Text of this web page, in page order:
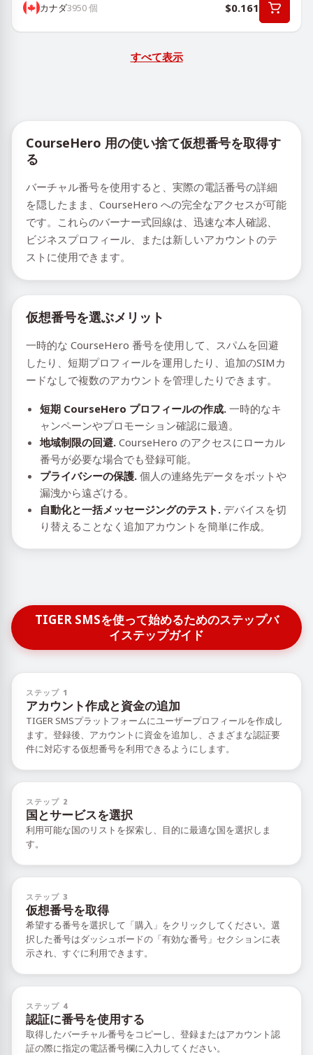
カナダ3950個 $0.161
すべて表示
CourseHero 用の使い捨て仮想番号を取得す
る
バーチャル番号を使用すると、実際の電話番号の詳細
を隠したまま、CourseHero への完全なアクセスが可能
です。これらのバーナー式回線は、迅速な本人確認、
ビジネスプロフィール、または新しいアカウントのテ
ストに使用できます。
仮想番号を選ぶメリット
一時的な CourseHero 番号を使用して、スパムを回避
したり、短期プロフィールを運用したり、追加のSIMカ
ードなしで複数のアカウントを管理したりできます。
短期 CourseHero プロフィールの作成. 一時的なキ
ャンペーンやプロモーション確認に最適。
地域制限の回避. CourseHero のアクセスにローカル
番号が必要な場合でも登録可能。
プライバシーの保護. 個人の連絡先データをボットや
漏洩から遠ざける。
自動化と一括メッセージングのテスト. デバイスを切
り替えることなく追加アカウントを簡単に作成。
TIGER SMSを使って始めるためのステップバ
イステップガイド
ステップ 1
アカウント作成と資金の追加
TIGER SMSプラットフォームにユーザープロフィールを作成し
ます。登録後、アカウントに資金を追加し、さまざまな認証要
件に対応する仮想番号を利用できるようにします。
ステップ 2
国とサービスを選択
利用可能な国のリストを探索し、目的に最適な国を選択しま
す。
ステップ 3
仮想番号を取得
希望する番号を選択して「購入」をクリックしてください。選
択した番号はダッシュボードの「有効な番号」セクションに表
示され、すぐに利用できます。
ステップ 4
認証に番号を使用する
取得したバーチャル番号をコピーし、登録またはアカウント認
証の際に指定の電話番号欄に入力してください。